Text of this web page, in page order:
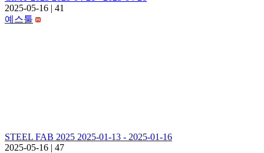
2025-05-16 | 41
예스툴
STEEL FAB 2025 2025-01-13 - 2025-01-16
2025-05-16 | 47